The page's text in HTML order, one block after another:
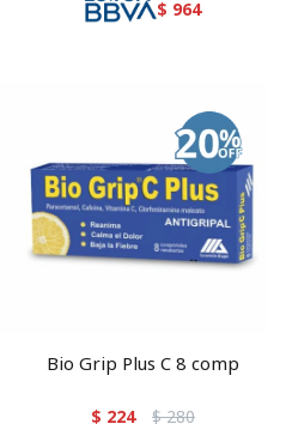
$ 964
Bio Grip Plus C 8 comp
$ 224 $ 280